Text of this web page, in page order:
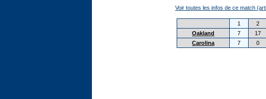
Voir toutes les infos de ce match
1 2
Oakland
7 17
Carolina
7 0